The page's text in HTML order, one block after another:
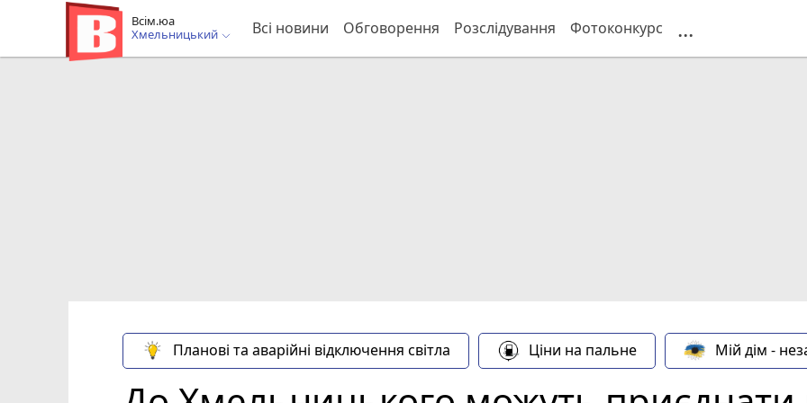
Всім.юа
Хмельницький
Всі новини Обговорення Розслідування Фотоконкурс ...
Планові та аварійні відключення світла Ціни на пальне Мій дім -